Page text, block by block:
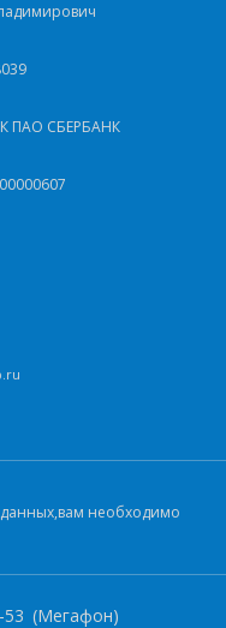
ПАО СБЕРБАНК
данных,вам необходимо
53 (Мегафон)